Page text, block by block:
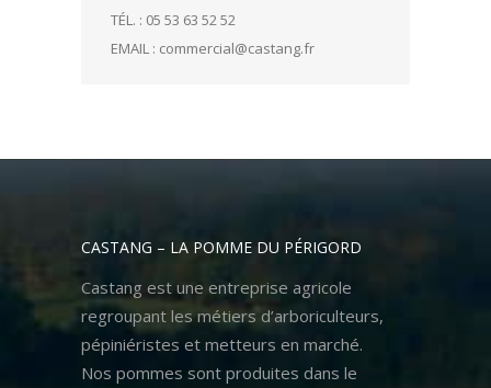
TÉL. : 05 53 63 52 52
EMAIL : commercial@castang.fr
CASTANG – LA POMME DU PÉRIGORD
Castang est une entreprise agricole
regroupant les métiers d’arboriculteurs,
pépiniéristes et metteurs en marché.
Nos pommes sont produites dans le